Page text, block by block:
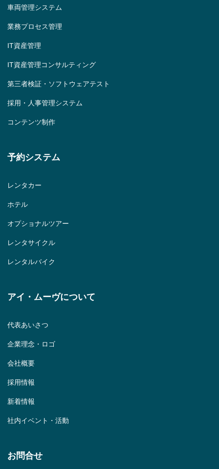
車両管理システム
業務プロセス管理
IT資産管理
IT資産管理コンサルティング
第三者検証・ソフトウェアテスト
採用・人事管理システム
コンテンツ制作
予約システム
レンタカー
ホテル
オプショナルツアー
レンタサイクル
レンタルバイク
アイ・ムーヴについて
代表あいさつ
企業理念・ロゴ
会社概要
採用情報
新着情報
社内イベント・活動
お問合せ